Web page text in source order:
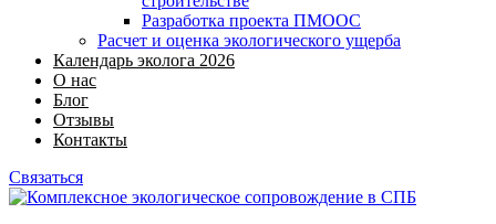
Разработка проекта ПМООС
Расчет и оценка экологического ущерба
Календарь эколога 2026
О нас
Блог
Отзывы
Контакты
Связаться